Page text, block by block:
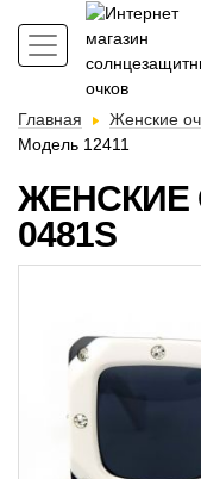
Главная Женские
Модель 12411
ЖЕНСКИЕ
0481S